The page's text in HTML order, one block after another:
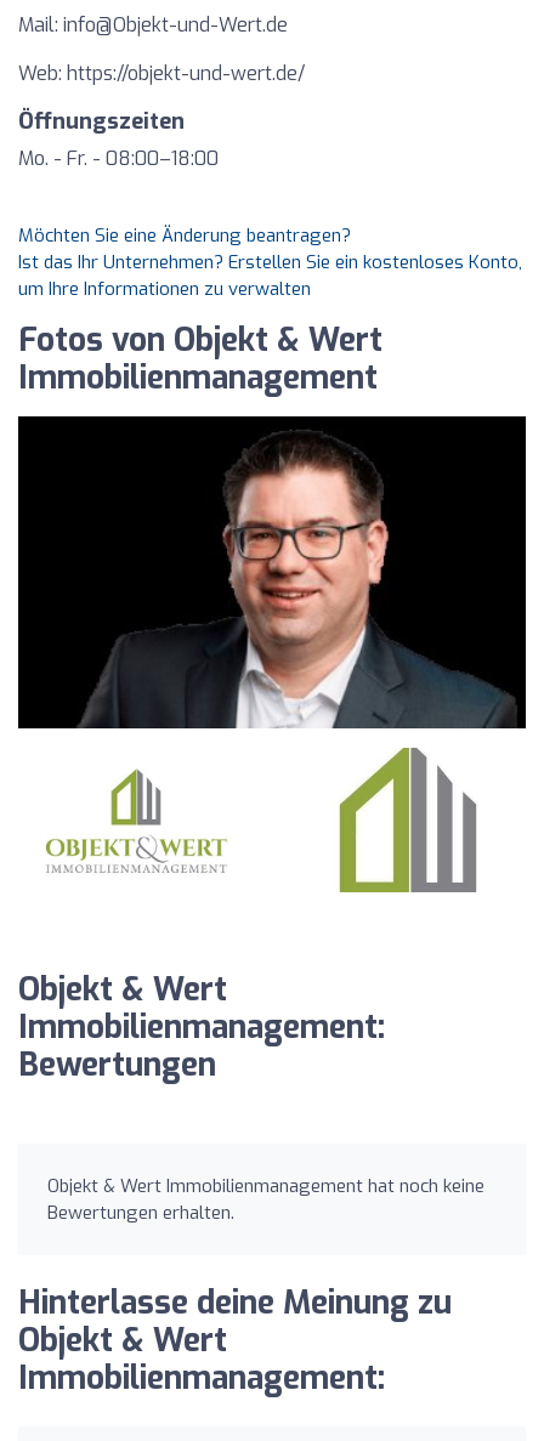
Mail: info@Objekt-und-Wert.de
Web: https://objekt-und-wert.de/
Öffnungszeiten
Mo. - Fr. - 08:00–18:00
Möchten Sie eine Änderung beantragen?
Ist das Ihr Unternehmen? Erstellen Sie ein kostenloses Konto,
um Ihre Informationen zu verwalten
Fotos von Objekt & Wert
Immobilienmanagement
Objekt & Wert
Immobilienmanagement:
Bewertungen
Objekt & Wert Immobilienmanagement hat noch keine
Bewertungen erhalten.
Hinterlasse deine Meinung zu
Objekt & Wert
Immobilienmanagement: